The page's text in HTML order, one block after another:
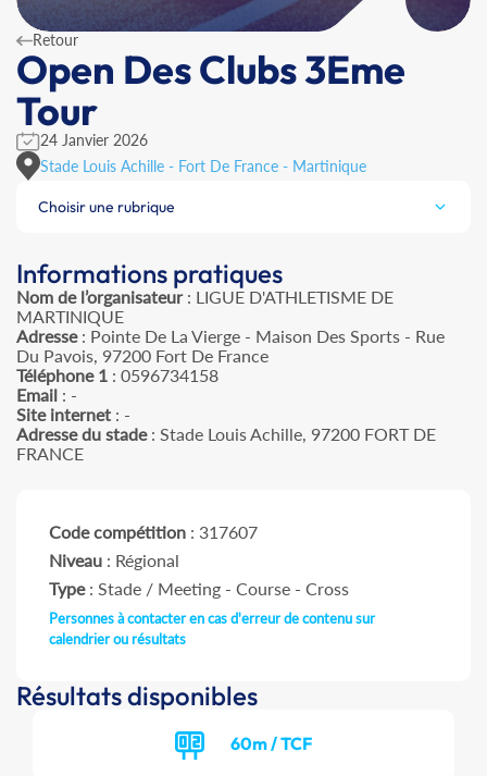
Retour
Open Des Clubs 3Eme
Tour
24 Janvier 2026
Stade Louis Achille - Fort De France - Martinique
Choisir une rubrique
Informations pratiques
Nom de l’organisateur: LIGUE D'ATHLETISME DE
MARTINIQUE
Adresse: Pointe De La Vierge - Maison Des Sports - Rue
Du Pavois, 97200 Fort De France
Téléphone 1 : 0596734158
Email : -
Site internet : -
Adresse du stade: Stade Louis Achille, 97200 FORT DE
FRANCE
Code compétition : 317607
Niveau : Régional
Type: Stade / Meeting - Course - Cross
Personnes à contacter en cas d'erreur de contenu sur
calendrier ou résultats
Résultats disponibles
60m / TCF